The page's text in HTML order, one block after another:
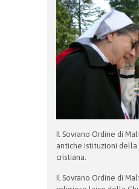
Il Sovrano Ordine di
antiche istituzioni
cristiana.
Il Sovrano Ordine di